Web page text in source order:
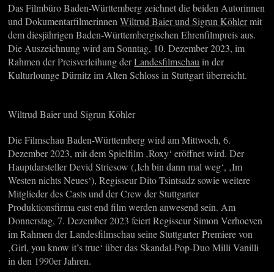
Das Filmbüro Baden-Württemberg zeichnet die beiden Autorinnen
und DokumentarfilmerinnenWiltrud Baier und Sigrun Köhlermit
dem diesjährigen Baden-Württembergischen Ehrenfilmpreis aus.
Die Auszeichnung wird am Sonntag, 10. Dezember 2023, im
Rahmen der Preisverleihung derLandesfilmschau in der
Kulturlounge Dürnitz im Alten Schloss in Stuttgart überreicht.
Wiltrud Baier und Sigrun Köhler
Die Filmschau Baden-Württemberg wird am Mittwoch, 6.
Dezember 2023, mit dem Spielfilm ‚Roxy‘ eröffnet wird. Der
Hauptdarsteller Devid Striesow (‚Ich bin dann mal weg‘, ‚Im
Westen nichts Neues‘), Regisseur Dito Tsintsadz sowie weitere
Mitglieder des Casts und der Crew der Stuttgarter
Produktionsfirma east end film werden anwesend sein. Am
Donnerstag, 7. Dezember 2023 feiert Regisseur Simon Verhoeven
im Rahmen der Landesfilmschau seine Stuttgarter Premiere von
‚Girl, you know it’s true‘ über das Skandal-Pop-Duo Milli Vanilli
in den 1990er Jahren.